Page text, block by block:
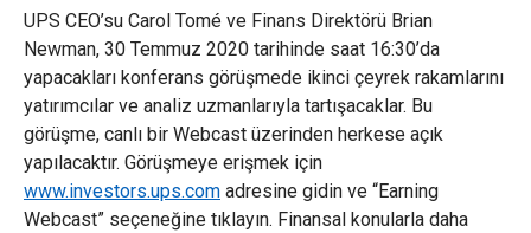
UPS CEO’su Carol Tomé ve Finans Direktörü Brian
Newman, 30 Temmuz 2020 tarihinde saat 16:30’da
yapacakları konferans görüşmede ikinci çeyrek rakamlarını
yatırımcılar ve analiz uzmanlarıyla tartışacaklar. Bu
görüşme, canlı bir Webcast üzerinden herkese açık
yapılacaktır. Görüşmeye erişmek için
www.investors.ups.com adresine gidin ve “Earning
Webcast” seçeneğine tıklayın. Finansal konularla daha